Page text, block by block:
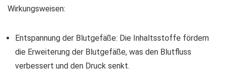
Wirkungsweisen:
Entspannung der Blutgefäße: Die Inhaltsstoffe fördern
die Erweiterung der Blutgefäße, was den Blutfluss
verbessert und den Druck senkt.